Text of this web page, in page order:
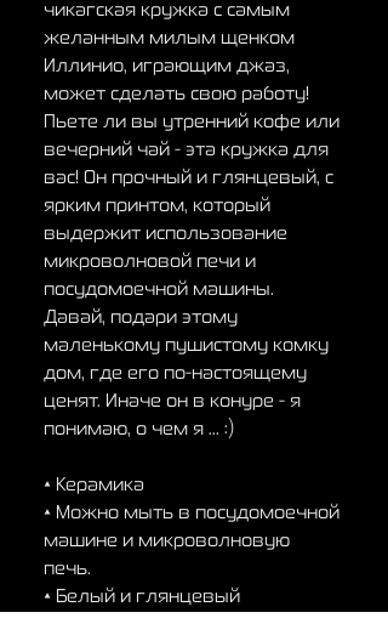
чикагская кружка с самым
желанным милым щенком
Иллинио, играющим джаз,
может сделать свою работу!
Пьете ли вы утренний кофе или
вечерний чай - эта кружка для
вас! Он прочный и глянцевый, с
ярким принтом, который
выдержит использование
микроволновой печи и
посудомоечной машины.
Давай, подари этому
маленькому пушистому комку
дом, где его по-настоящему
ценят. Иначе он в конуре - я
понимаю, о чем я ... :)
• Керамика
• Можно мыть в посудомоечной
машине и микроволновую
печь.
• Белый и глянцевый